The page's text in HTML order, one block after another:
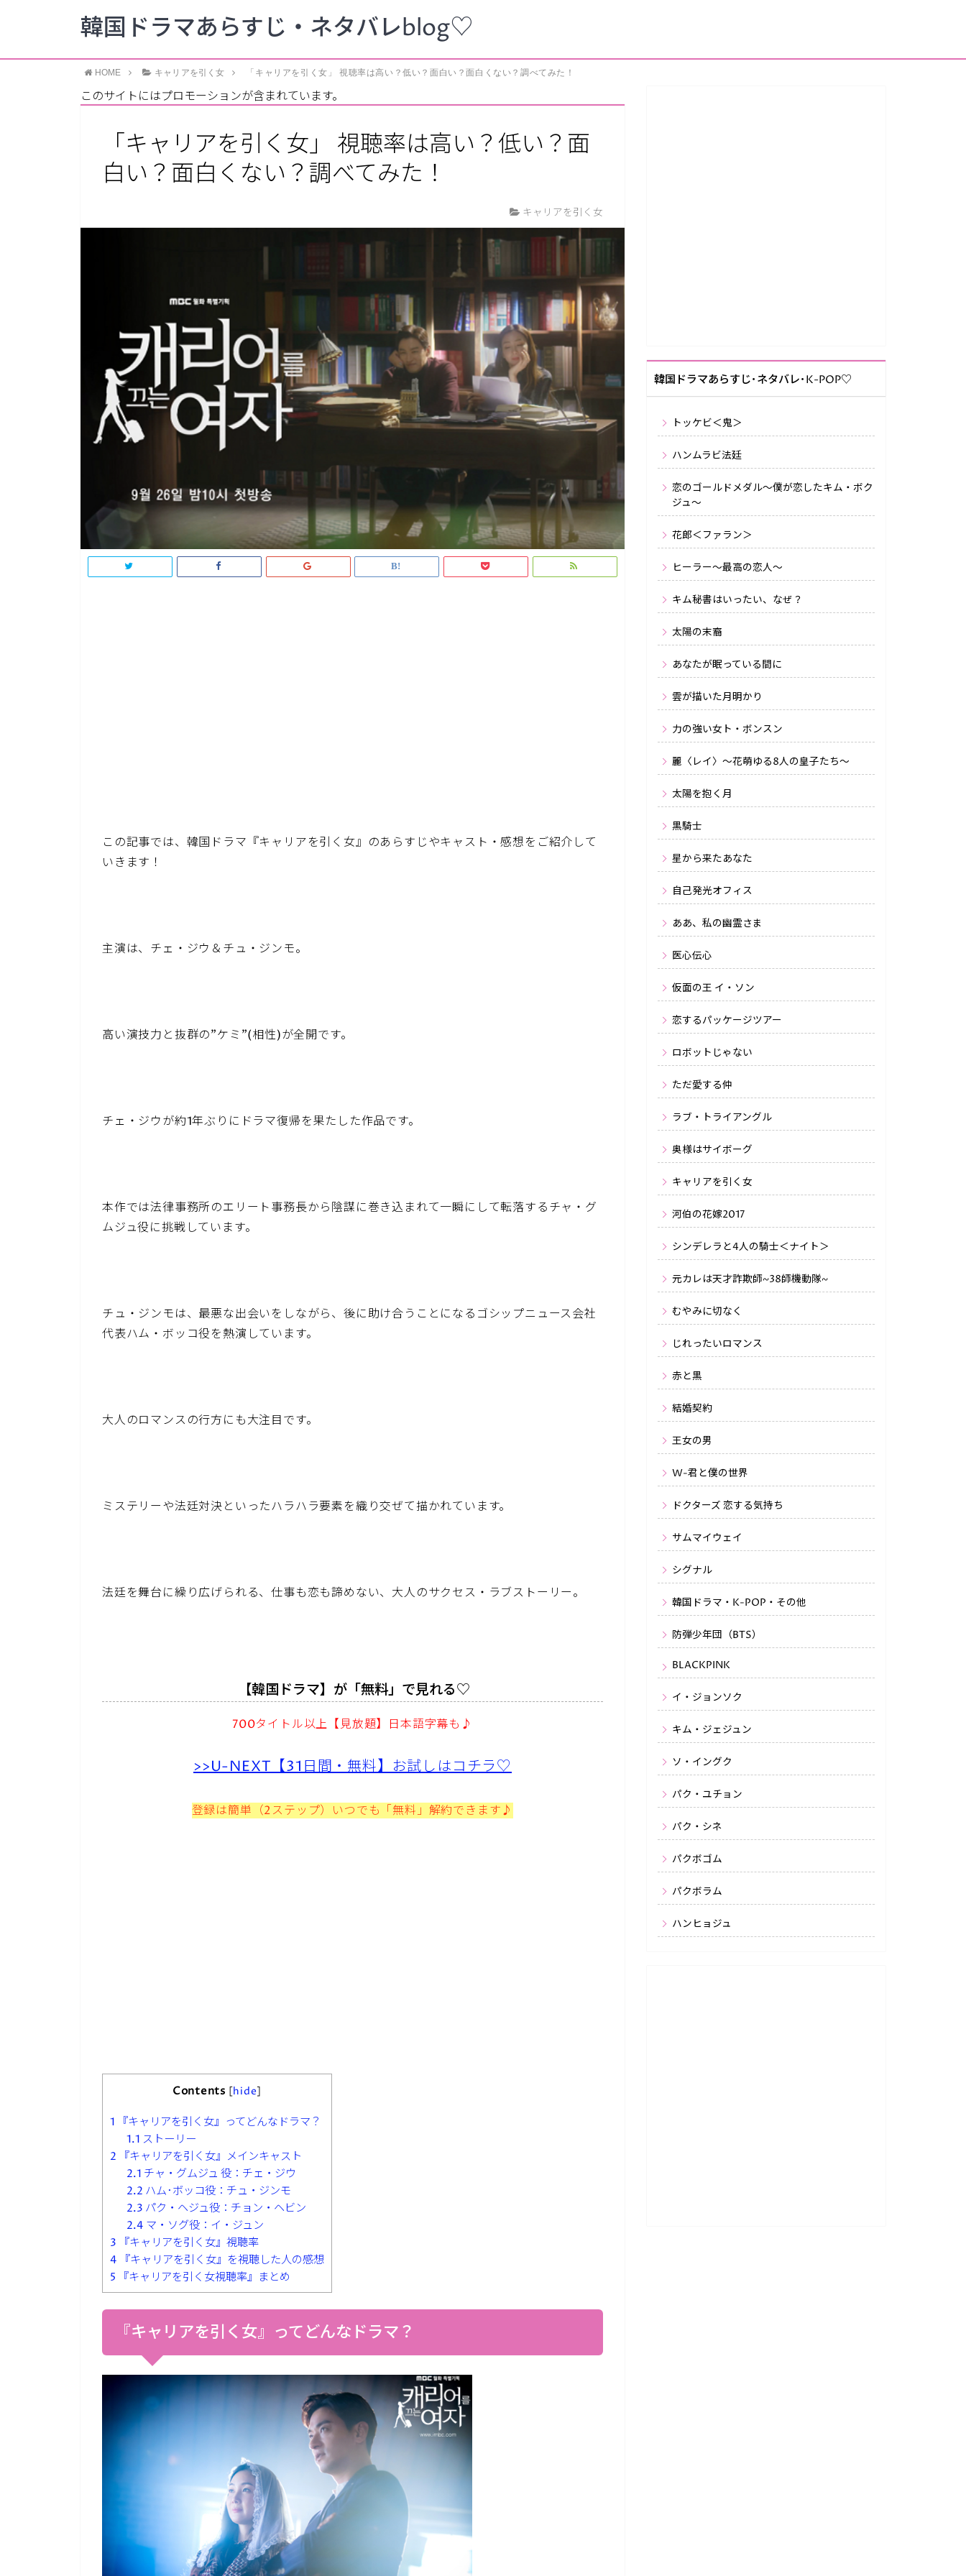
韓国ドラマあらすじ・ネタバレblog♡
HOME キャリアを引く女 「キャリアを引く女」 視聴率は高い？低い？面白い？面白くない？調べてみた！
このサイトにはプロモーションが含まれています。
「キャリアを引く女」 視聴率は高い？低い？面
白い？面白くない？調べてみた！
キャリアを引く女
この記事では、韓国ドラマ『キャリアを引く女』のあらすじやキャスト・感想をご紹介して
いきます！
主演は、チェ・ジウ＆チュ・ジンモ。
高い演技力と抜群の”ケミ”(相性)が全開です。
チェ・ジウが約1年ぶりにドラマ復帰を果たした作品です。
本作では法律事務所のエリート事務長から陰謀に巻き込まれて一瞬にして転落するチャ・グ
ムジュ役に挑戦しています。
チュ・ジンモは、最悪な出会いをしながら、後に助け合うことになるゴシップニュース会社
代表ハム・ボッコ役を熱演しています。
大人のロマンスの行方にも大注目です。
ミステリーや法廷対決といったハラハラ要素を織り交ぜて描かれています。
法廷を舞台に繰り広げられる、仕事も恋も諦めない、大人のサクセス・ラブストーリー。
【韓国ドラマ】が「無料」で見れる♡
700タイトル以上【見放題】日本語字幕も♪
>>U-NEXT【31日間・無料】お試しはコチラ♡
登録は簡単（2ステップ）いつでも「無料」解約できます♪
Contents [hide]
1 『キャリアを引く女』ってどんなドラマ？
1.1 ストーリー
2 『キャリアを引く女』メインキャスト
2.1 チャ・グムジュ 役：チェ・ジウ
2.2 ハム･ボッコ役：チュ・ジンモ
2.3 パク・ヘジュ役：チョン・ヘビン
2.4 マ・ソグ役：イ・ジュン
3 『キャリアを引く女』視聴率
4 『キャリアを引く女』を視聴した人の感想
5 『キャリアを引く女視聴率』まとめ
『キャリアを引く女』ってどんなドラマ？
韓国ドラマあらすじ･ネタバレ･K-POP♡
トッケビ＜鬼＞
ハンムラビ法廷
恋のゴールドメダル～僕が恋したキム・ボク
ジュ～
花郎＜ファラン＞
ヒーラー〜最高の恋人〜
キム秘書はいったい、なぜ？
太陽の末裔
あなたが眠っている間に
雲が描いた月明かり
力の強い女ト・ボンスン
麗〈レイ〉〜花萌ゆる8人の皇子たち〜
太陽を抱く月
黒騎士
星から来たあなた
自己発光オフィス
ああ、私の幽霊さま
医心伝心
仮面の王 イ・ソン
恋するパッケージツアー
ロボットじゃない
ただ愛する仲
ラブ・トライアングル
奥様はサイボーグ
キャリアを引く女
河伯の花嫁2017
シンデレラと4人の騎士＜ナイト＞
元カレは天才詐欺師~38師機動隊~
むやみに切なく
じれったいロマンス
赤と黒
結婚契約
王女の男
W-君と僕の世界
ドクターズ 恋する気持ち
サムマイウェイ
シグナル
韓国ドラマ・K-POP・その他
防弾少年団（BTS）
BLACKPINK
イ・ジョンソク
キム・ジェジュン
ソ・イングク
パク・ユチョン
パク・シネ
パクボゴム
パクボラム
ハンヒョジュ